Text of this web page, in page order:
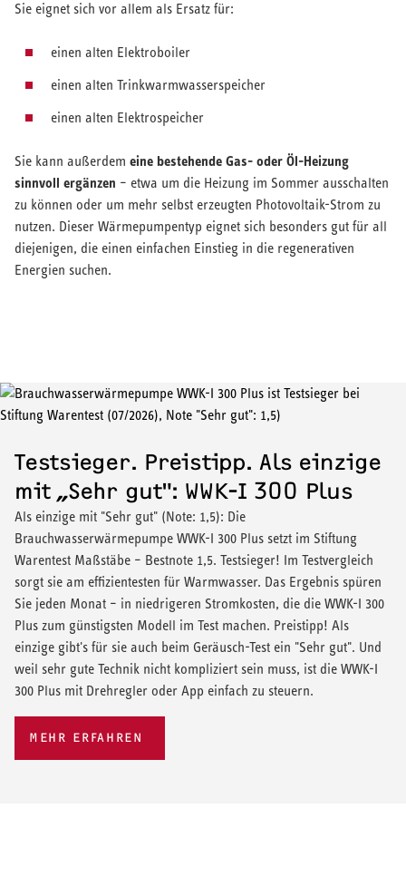
Sie eignet sich vor allem als Ersatz für:
einen alten Elektroboiler
einen alten Trinkwarmwasserspeicher
einen alten Elektrospeicher
Sie kann außerdem eine bestehende Gas- oder Öl-Heizung
sinnvoll ergänzen – etwa um die Heizung im Sommer ausschalten
zu können oder um mehr selbst erzeugten Photovoltaik-Strom zu
nutzen. Dieser Wärmepumpentyp eignet sich besonders gut für all
diejenigen, die einen einfachen Einstieg in die regenerativen
Energien suchen.
Testsieger. Preistipp. Als einzige
mit „Sehr gut": WWK-I 300 Plus
Als einzige mit "Sehr gut" (Note: 1,5): Die
Brauchwasserwärmepumpe WWK-I 300 Plus setzt im Stiftung
Warentest Maßstäbe – Bestnote 1,5. Testsieger! Im Testvergleich
sorgt sie am effizientesten für Warmwasser. Das Ergebnis spüren
Sie jeden Monat – in niedrigeren Stromkosten, die die WWK-I 300
Plus zum günstigsten Modell im Test machen. Preistipp! Als
einzige gibt's für sie auch beim Geräusch-Test ein "Sehr gut". Und
weil sehr gute Technik nicht kompliziert sein muss, ist die WWK-I
300 Plus mit Drehregler oder App einfach zu steuern.
MEHR ERFAHREN